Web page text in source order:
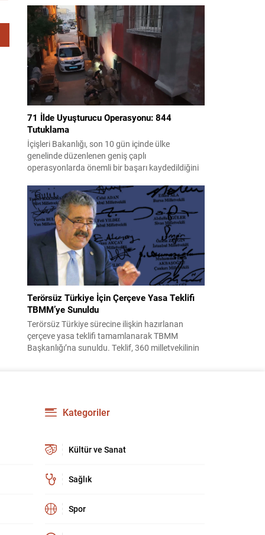
yürüterek saha potansiyelini değerlendirdi. 2021
yılında Şırnak Gabar’da yapılan çalışmalar
neticesinde Cumhuriyet tarihinin en büyük petrol
keşfi gerçekleştirildi ve üretime alınan...
71 İlde Uyuşturucu Operasyonu: 844
Tutuklama
İçişleri Bakanlığı, son 10 gün içinde ülke
genelinde düzenlenen geniş çaplı
operasyonlarda önemli bir başarı kaydedildiğini
madde ele geçirilirken, yüzlerce şüpheli gözaltına
alındı. Emniyet Genel Müdürlüğü Narkotik
Suçlarla Mücadele Başkanlığı ile Cumhuriyet
Başsavcılıkları koordinasyonunda yürütülen
çalışmalarda, 71 ilde uyuşturucu ticareti
yapanlara yönelik eş zamanlı müdahaleler...
Terörsüz Türkiye İçin Çerçeve Yasa Teklifi
TBMM’ye Sunuldu
Terörsüz Türkiye sürecine ilişkin hazırlanan
çerçeve yasa teklifi tamamlanarak TBMM
Başkanlığı’na sunuldu. Teklif, 360 milletvekilinin
ve Genel Kurul gündemine alınması bekleniyor.
Teklifin TBMM’de ele alınmasıyla süreçte...
Kategoriler
Kültür ve Sanat
Sağlık
Spor